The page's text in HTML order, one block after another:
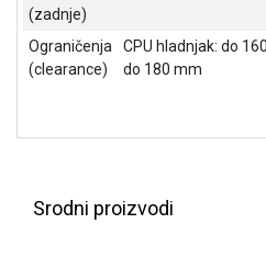
(zadnje)
Ograničenja
(clearance)
CPU hladnjak: do
do 180 mm
Srodni proizvodi